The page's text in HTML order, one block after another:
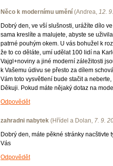
Něco k modernímu umění (Andrea, 12.
Dobrý den, ve vší slušnosti, urážíte dílo
sama kreslíte a malujete, abyste se
patrné pouhým okem. U vás bohužel k
že to co děláte, umí udělat 100 lidí na
Vajgl+noviny a jiné moderní záležitosti
k Vašemu údivu se přesto za dílem
Vám toto vysvětlení bude stačit a
Děkuji. Pokud máte nějaký dotaz na
Odpovědět
zahradni nabytek (Hřídel a Dolan, 7. 9.
Dobrý den, máte pěkné stránky nacštivte
Vás
Odpovědět